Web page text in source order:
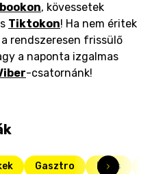
, kövessetek
Tiktokon! Ha nem éritek
rendszeresen frissülő
a naponta izgalmas
-csatornánk!
Gasztro Friss